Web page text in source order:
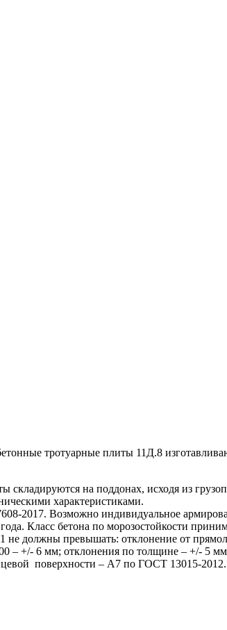
тротуарные плиты 11Д.8
на поддонах, исходя из
характеристиками.
2017. Возможно индивидуальное
Класс бетона по морозостойкости
не должны превышать: отклонение от
+/- 6 мм; отклонения по толщине – +/- 5
поверхности – А7 по ГОСТ 13015-